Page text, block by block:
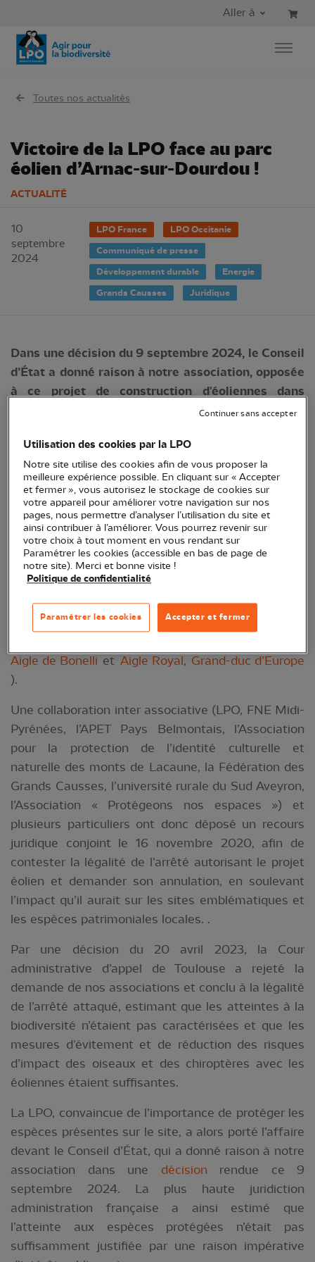
Aller au menu principal
Aller à
Toutes nos actualités
Victoire de la LPO face au parc
éolien d’Arnac-sur-Dourdou !
ACTUALITÉ
10
septembre
2024
LPO France
LPO Occitanie
Communiqué de presse
Développement durable
Energie
Grands Causses
Juridique
Dans une décision du 9 septembre 2024, le Conseil
d’État a donné raison à notre association, opposée
à ce projet de construction d'éoliennes dans
L’implantation de 6 aérogénérateurs par la Société
Ferme éolienne d’Arnac-sur-Dourdou au sein du
Parc naturel régional desGrands Causses, a été
autorisée par un arrêté du 30 avril 2020 du préfet
de l’Aveyron.
D’emblée, il est apparu que les enjeux écologiques
du site choisi étaient majeurs, en raison
notamment de la présence de nombreux espaces
(zones Natura 2000) et espèces protégés (
Circaète Jean-le-Blanc,Faucon crécerelle
Aigle de Bonelli et Aigle Royal, Grand-duc d’Europe
).
Une collaboration inter associative (LPO, FNE Midi-
Pyrénées, l’APET Pays Belmontais, l’Association
pour la protection de l’identité culturelle et
naturelle des monts de Lacaune, la Fédération des
Grands Causses, l’université rurale du Sud Aveyron,
l’Association « Protégeons nos espaces ») et
plusieurs particuliers ont donc déposé un recours
juridique conjoint le 16 novembre 2020, afin de
contester la légalité de l’arrêté autorisant le projet
éolien et demander son annulation, en soulevant
l’impact qu’il aurait sur les sites emblématiques et
les espèces patrimoniales locales. .
Par une décision du 20 avril 2023, la Cour
administrative d’appel de Toulouse a rejeté la
demande de nos associations et conclu à la légalité
de l’arrêté attaqué, estimant que les atteintes à la
biodiversité n’étaient pas caractérisées et que les
mesures d’évitement et de réduction des risques
d’impact des oiseaux et des chiroptères avec les
éoliennes étaient suffisantes.
La LPO, convaincue de l’importance de protéger les
espèces présentes sur le site, a alors porté l’affaire
devant le Conseil d’État, qui a donné raison à notre
association dans une décision rendue ce 9
septembre 2024. La plus haute juridiction
administration française a ainsi estimé que
l’atteinte aux espèces protégées n’était pas
suffisamment justifiée par une raison impérative
Utilisation des cookies par la LPO
Notre site utilise des cookies afin de vous proposer la
meilleure expérience possible. En cliquant sur « Accepter
et fermer », vous autorisez le stockage de cookies sur
votre appareil pour améliorer votre navigation sur nos
pages, nous permettre d’analyser l’utilisation du site et
ainsi contribuer à l’améliorer. Vous pourrez revenir sur
votre choix à tout moment en vous rendant sur
Paramétrer les cookies (accessible en bas de page de
notre site). Merci et bonne visite !
Politique de confidentialité
Accepter et fermer
Paramétrer les cookies
Continuer sans accepter